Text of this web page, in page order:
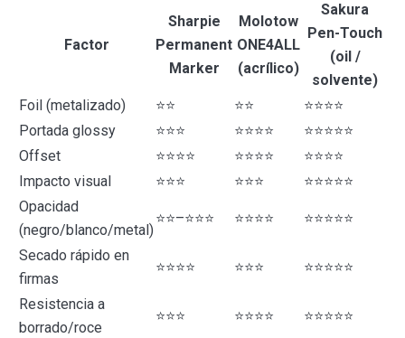
Factor
Sharpie
Permanent
Marker
Molotow
ONE4ALL
(acrílico)
Sakura
Pen-Touch
(oil /
solvente)
Foil (metalizado)
⭐⭐ ⭐⭐
⭐⭐⭐⭐
Portada glossy
⭐⭐⭐ ⭐⭐⭐⭐
⭐⭐⭐⭐⭐
Offset
⭐⭐⭐⭐ ⭐⭐⭐⭐
⭐⭐⭐⭐
Impacto visual
⭐⭐⭐ ⭐⭐⭐
⭐⭐⭐⭐⭐
Opacidad
(negro/blanco/metal)
⭐⭐–⭐⭐⭐ ⭐⭐⭐⭐ ⭐⭐⭐⭐⭐
Secado rápido en
firmas
⭐⭐⭐⭐ ⭐⭐⭐ ⭐⭐⭐⭐⭐
Resistencia a
borrado/roce
⭐⭐⭐ ⭐⭐⭐⭐ ⭐⭐⭐⭐⭐